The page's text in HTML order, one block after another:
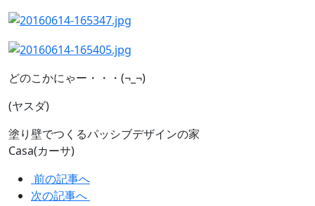
どのこかにゃー・・・(¬_¬)
(ヤスダ)
塗り壁でつくるパッシブデザインの家
Casa(カーサ)
前の記事へ
次の記事へ